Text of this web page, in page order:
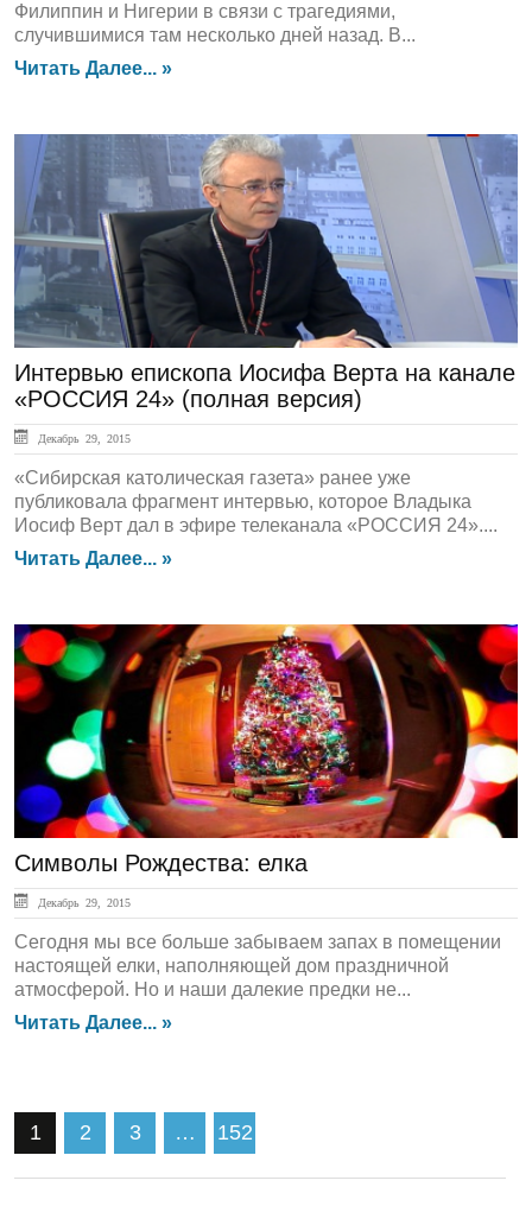
Филиппин и Нигерии в связи с трагедиями,
случившимися там несколько дней назад. В...
Читать Далее... »
Актуально
Интервью епископа Иосифа Верта на канале
«РОССИЯ 24» (полная версия)
Декабрь 29, 2015
«Сибирская католическая газета» ранее уже
публиковала фрагмент интервью, которое Владыка
Иосиф Верт дал в эфире телеканала «РОССИЯ 24»....
Читать Далее... »
История
Символы Рождества: елка
Декабрь 29, 2015
Сегодня мы все больше забываем запах в помещении
настоящей елки, наполняющей дом праздничной
атмосферой. Но и наши далекие предки не...
Читать Далее... »
1 2 3 … 152